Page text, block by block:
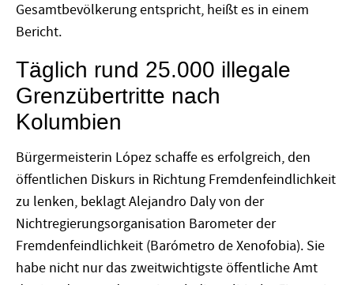
Gesamtbevölkerung entspricht, heißt es in einem
Bericht.
Täglich rund 25.000 illegale
Grenzübertritte nach
Kolumbien
Bürgermeisterin López schaffe es erfolgreich, den
öffentlichen Diskurs in Richtung Fremdenfeindlichkeit
zu lenken, beklagt Alejandro Daly von der
Nichtregierungsorganisation Barometer der
Fremdenfeindlichkeit (Barómetro de Xenofobia). Sie
habe nicht nur das zweitwichtigste öffentliche Amt